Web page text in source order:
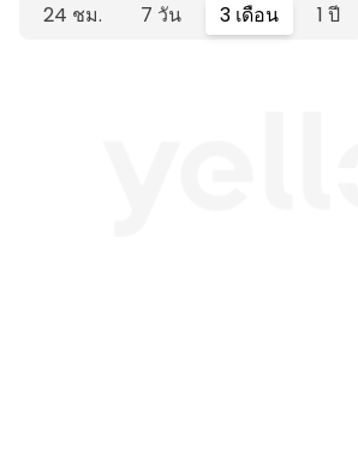
24 ชม. 7 วัน 3 เดือน 1 ปี